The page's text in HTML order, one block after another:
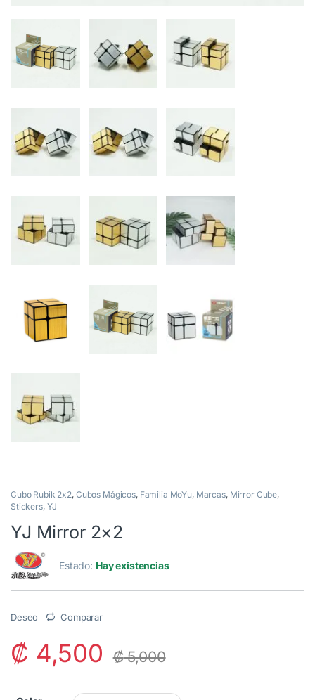
Cubo Rubik 2x2, Cubos Mágicos, Familia MoYu, Marcas, Mirror Cube,
Stickers, YJ
YJ Mirror 2×2
Estado: Hay existencias
Deseo Comparar
₡ 4,500 ₡5,000